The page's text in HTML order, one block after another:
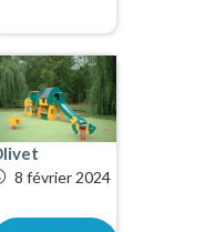
8 février 2024